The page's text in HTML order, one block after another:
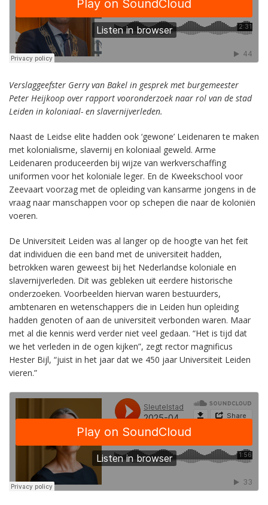
Verslaggeefster Gerry van Bakel in gesprek met burgemeester
Peter Heijkoop over rapport vooronderzoek naar rol van de stad
Leiden in koloniaal- en slavernijverleden.
Naast de Leidse elite hadden ook ‘gewone’ Leidenaren te maken
met kolonialisme, slavernij en koloniaal geweld. Arme
Leidenaren produceerden bij wijze van werkverschaffing
uniformen voor het koloniale leger. En de Kweekschool voor
Zeevaart voorzag met de opleiding van kansarme jongens in de
vraag naar manschappen voor op schepen die naar de koloniën
voeren.
De Universiteit Leiden was al langer op de hoogte van het feit
dat individuen die een band met de universiteit hadden,
betrokken waren geweest bij het Nederlandse koloniale en
slavernijverleden. Dit was gebleken uit eerdere historische
onderzoeken. Voorbeelden hiervan waren bestuurders,
ambtenaren en wetenschappers die in Leiden hun opleiding
hadden genoten of aan de universiteit verbonden waren. Maar
met al die kennis werd verder niet veel gedaan. “Het is tijd dat
we het verleden in de ogen kijken”, zegt rector magnificus
Hester Bijl, “juist in het jaar dat we 450 jaar Universiteit Leiden
vieren.”